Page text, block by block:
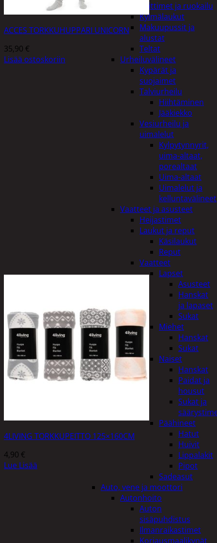
Keittimet ja ruokailu
Kylmälaukut
Makuupussit ja
alustat
Teltat
Urheiluvälineet
Kypärät ja
suojaimet
Talviurheilu
Hiihtäminen
Jääkiekko
Vesiurheilu ja
uimalelut
Kylpytynnyrit,
uima-altaat,
porealtaat
Uima-altaat
Uimalelut ja
kelluntavälineet
Vaatteet ja asusteet
Heijastimet
Laukut ja reput
Käsilaukut
Reput
Vaatteet
Lapset
Asusteet
Hanskat
ja lapaset
Sukat
Miehet
Hanskat
Sukat
Naiset
Hanskat
Paidat ja
housut
Sukat ja
Päähineet
Hatut
Huivit
Lippalakit
Pipot
Sadeasut
Auto, vene ja moottori
Autonhoito
Auton
sisäpuhdistus
Ilmanraikastimet
Korjausmaalikynät
ACCES TORKKUHUPPARI UNICORN
35,90 €
Lisää ostoskoriin
4LIVING TORKKUPEITTO 125×160CM
4,90 €
Lue Lisää